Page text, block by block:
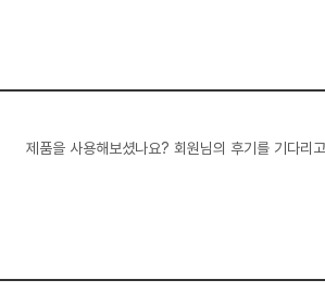
제품을 사용해보셨나요? 회원님의 후기를 기다리